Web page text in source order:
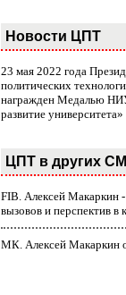
Новости ЦПТ
23 мая 2022 года
политических
награжден Медалью
развитие университета»
ЦПТ в других
FIB. Алексей Макаркин
вызовов и перспектив
МК. Алексей Макаркин